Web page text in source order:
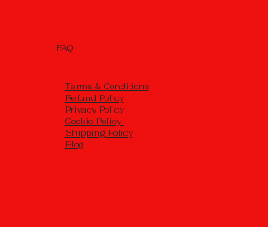
FAQ
Тerms & Conditions
Refund Policy
Privacy Policy
Cookie Policy
Shipping Policy
Blog